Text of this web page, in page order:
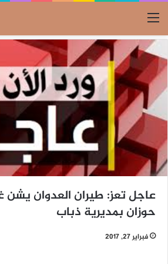
القائمة
عاجل تعز: طيران العدوان
حوزان بمديرية ذباب
فبراير 27, 2017